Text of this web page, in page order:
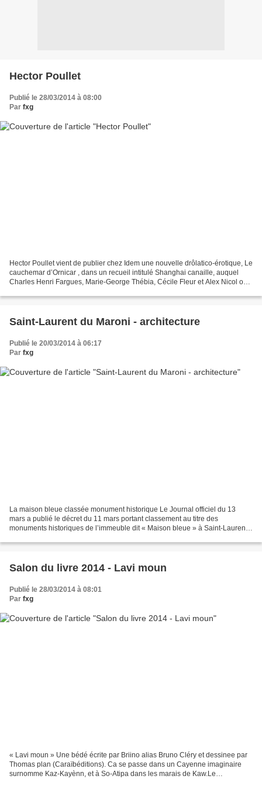
Hector Poullet
Publié le 28/03/2014 à 08:00
Par fxg
Hector Poullet vient de publier chez Idem une nouvelle drôlatico-érotique, Le
cauchemar d’Ornicar , dans un recueil intitulé Shanghai canaille, auquel
Charles Henri Fargues, Marie-George Thébia, Cécile Fleur et Alex Nicol ont
Saint-Laurent du Maroni - architecture
Publié le 20/03/2014 à 06:17
Par fxg
La maison bleue classée monument historique Le Journal officiel du 13
mars a publié le décret du 11 mars portant classement au titre des
monuments historiques de l’immeuble dit « Maison bleue » à Saint-Laurent-
Salon du livre 2014 - Lavi moun
Publié le 28/03/2014 à 08:01
Par fxg
« Lavi moun » Une bédé écrite par Briino alias Bruno Cléry et dessinee par
Thomas plan (Caraïbéditions). Ca se passe dans un Cayenne imaginaire
surnomme Kaz-Kayènn, et à So-Atipa dans les marais de Kaw.Le